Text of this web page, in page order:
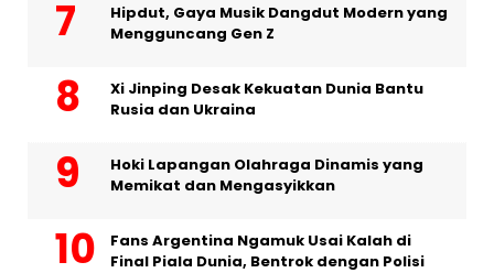
Hipdut, Gaya Musik Dangdut Modern yang
Mengguncang Gen Z
Xi Jinping Desak Kekuatan Dunia Bantu
Rusia dan Ukraina
Hoki Lapangan Olahraga Dinamis yang
Memikat dan Mengasyikkan
Fans Argentina Ngamuk Usai Kalah di
Final Piala Dunia, Bentrok dengan Polisi